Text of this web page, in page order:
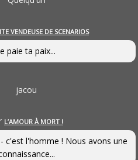
VENDEUSE DE SCENARIOS
paie ta paix...
jacou
L’AMOUR À MORT !
c'est l'homme ! Nous avons une